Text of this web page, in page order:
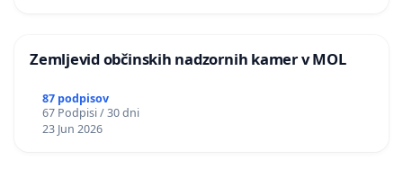
Zemljevid občinskih nadzornih kamer v MOL
87 podpisov
67 Podpisi / 30 dni
23 Jun 2026